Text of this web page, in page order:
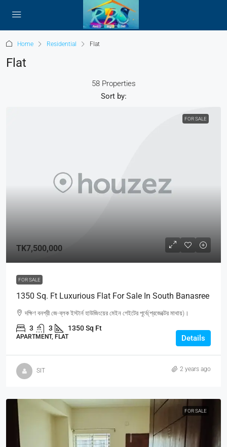
Home Residential Flat
Flat
58 Properties
Sort by:
FOR SALE
TK7,500,000
FOR SALE
1350 Sq. Ft Luxurious Flat For Sale In South Banasree
দক্ষিণ বনশ্রী জে-ব্লক ইস্টার্ন হাউজিংয়ের মেইন গেইটের পূর্বে(প্রজেক্টের মাথায়)।
3 3 1350 Sq Ft
APARTMENT, FLAT Details
SIT 2 years ago
FOR SALE